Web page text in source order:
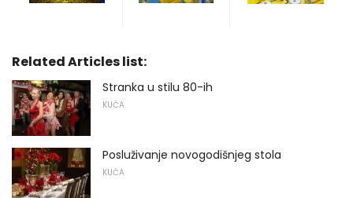
Related Articles list:
Stranka u stilu 80-ih
KUĆA
Posluživanje novogodišnjeg stola
KUĆA